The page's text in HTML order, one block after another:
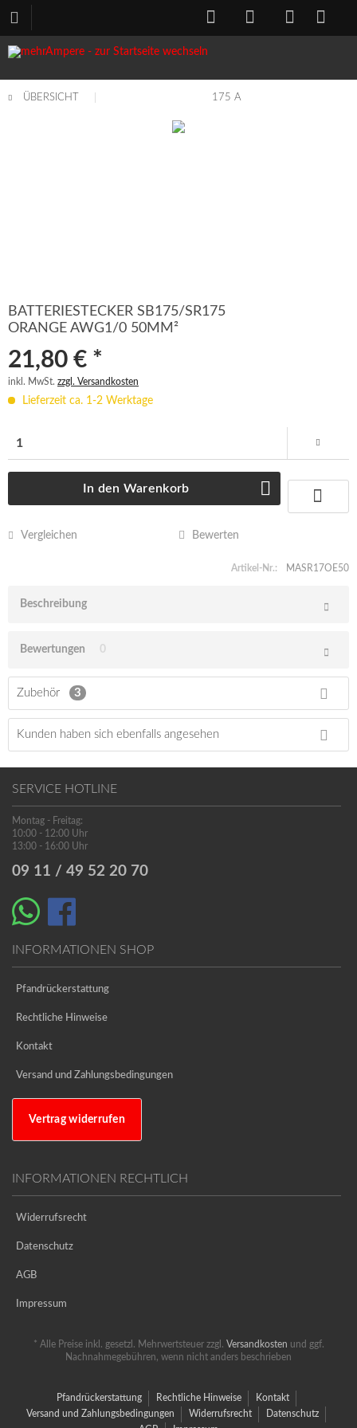
ÜBERSICHT 175 A
BATTERIESTECKER SB175/SR175
ORANGE AWG1/0 50MM²
21,80 € *
inkl. MwSt. zzgl. Versandkosten
Lieferzeit ca. 1-2 Werktage
In den Warenkorb
Vergleichen Bewerten
Artikel-Nr.: MASR17OE50
Beschreibung
Bewertungen 0
Zubehör 3
Kunden haben sich ebenfalls angesehen
SERVICE HOTLINE
Montag - Freitag:
10:00 - 12:00 Uhr
13:00 - 16:00 Uhr
09 11 / 49 52 20 70
INFORMATIONEN SHOP
Pfandrückerstattung
Rechtliche Hinweise
Kontakt
Versand und Zahlungsbedingungen
Vertrag widerrufen
INFORMATIONEN RECHTLICH
Widerrufsrecht
Datenschutz
AGB
Impressum
* Alle Preise inkl. gesetzl. Mehrwertsteuer zzgl. Versandkosten und ggf.
Nachnahmegebühren, wenn nicht anders beschrieben
Pfandrückerstattung Rechtliche Hinweise
Kontakt
Versand und Zahlungsbedingungen
Widerrufsrecht
Datenschutz